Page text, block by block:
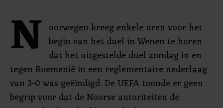
N oorwegen kreeg enkele uren voor het
begin van het duel in Wenen te horen
dat het uitgestelde duel zondag in en
tegen Roemenië in een reglementaire nederlaag
van 3-0 was geëindigd. De UEFA toonde er geen
begrip voor dat de Noorse autoriteiten de